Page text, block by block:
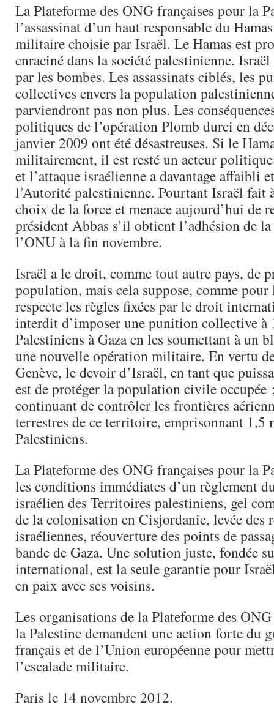
La Plateforme des ONG françaises pour la
l’assassinat d’un haut responsable du
militaire choisie par Israël. Le Hamas est
enraciné dans la société palestinienne.
par les bombes. Les assassinats ciblés, les
collectives envers la population
parviendront pas non plus. Les
politiques de l’opération Plomb durci en
janvier 2009 ont été désastreuses. Si le
militairement, il est resté un acteur
et l’attaque israélienne a davantage affaibli
l’Autorité palestinienne. Pourtant Israël fait
choix de la force et menace aujourd’hui de
président Abbas s’il obtient l’adhésion de
l’ONU à la fin novembre.
Israël a le droit, comme tout autre pays, de
population, mais cela suppose, comme pour
respecte les règles fixées par le droit
interdit d’imposer une punition collective
Palestiniens à Gaza en les soumettant à un
une nouvelle opération militaire. En vertu
Genève, le devoir d’Israël, en tant que
est de protéger la population civile occupée
continuant de contrôler les frontières
terrestres de ce territoire, emprisonnant 1,5
Palestiniens.
La Plateforme des ONG françaises pour la
les conditions immédiates d’un règlement
israélien des Territoires palestiniens, gel
de la colonisation en Cisjordanie, levée des
israéliennes, réouverture des points de
bande de Gaza. Une solution juste, fondée
international, est la seule garantie pour
en paix avec ses voisins.
Les organisations de la Plateforme des
la Palestine demandent une action forte du
français et de l’Union européenne pour
l’escalade militaire.
Paris le 14 novembre 2012.